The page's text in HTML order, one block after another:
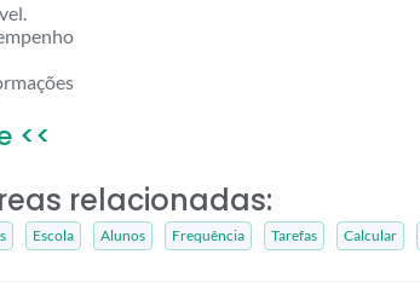
<<
relacionadas:
Escola Alunos Frequência Tarefas Calcular